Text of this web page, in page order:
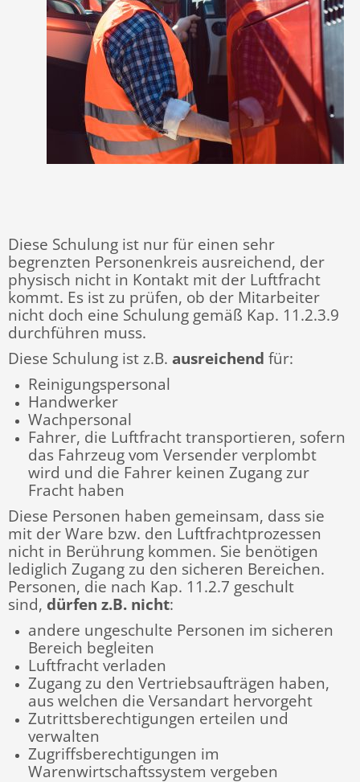
Diese Schulung ist nur für einen sehr
begrenzten Personenkreis ausreichend, der
physisch nicht in Kontakt mit der Luftfracht
kommt. Es ist zu prüfen, ob der Mitarbeiter
nicht doch eine Schulung gemäß Kap. 11.2.3.9
durchführen muss.
Diese Schulung ist z.B. ausreichend für:
Reinigungspersonal
Handwerker
Wachpersonal
Fahrer, die Luftfracht transportieren, sofern
das Fahrzeug vom Versender verplombt
wird und die Fahrer keinen Zugang zur
Fracht haben
Diese Personen haben gemeinsam, dass sie
mit der Ware bzw. den Luftfrachtprozessen
nicht in Berührung kommen. Sie benötigen
lediglich Zugang zu den sicheren Bereichen.
Personen, die nach Kap. 11.2.7 geschult
sind, dürfen z.B. nicht:
andere ungeschulte Personen im sicheren
Bereich begleiten
Luftfracht verladen
Zugang zu den Vertriebsaufträgen haben,
aus welchen die Versandart hervorgeht
Zutrittsberechtigungen erteilen und
verwalten
Zugriffsberechtigungen im
Warenwirtschaftssystem vergeben